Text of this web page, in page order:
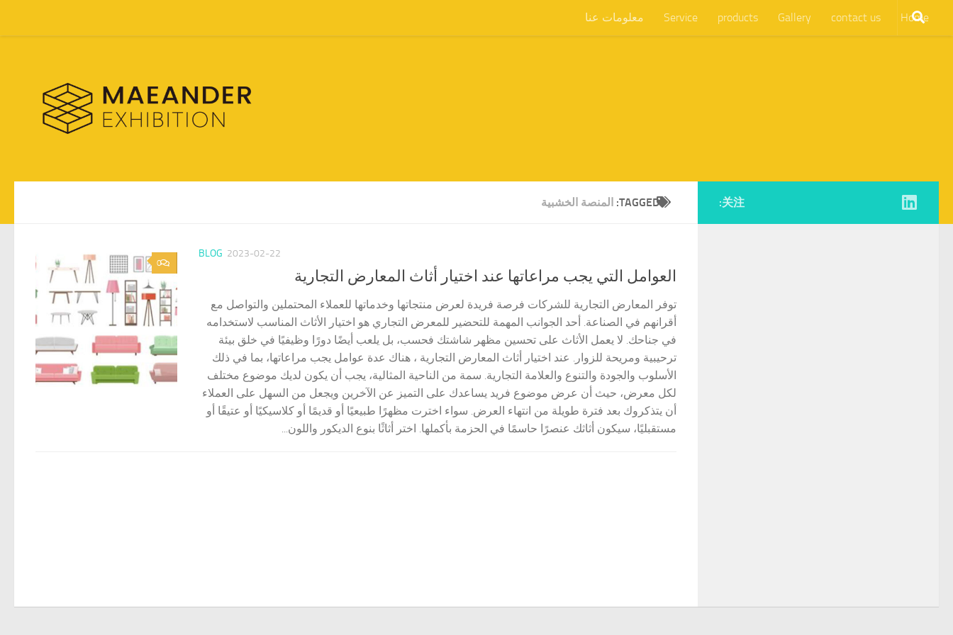
Home
contact us
Gallery
products
Service معلومات عنا
TAGGED: المنصة الخشبية
0
BLOG 2023-02-22
العوامل التي يجب مراعاتها عند اختيار أثاث المعارض التجارية
توفر المعارض التجارية للشركات فرصة فريدة لعرض منتجاتها وخدماتها للعملاء المحتملين والتواصل مع
أقرانهم في الصناعة. أحد الجوانب المهمة للتحضير للمعرض التجاري هو اختيار الأثاث المناسب لاستخدامه
في جناحك. لا يعمل الأثاث على تحسين مظهر شاشتك فحسب، بل يلعب أيضًا دورًا وظيفيًا في خلق بيئة
ترحيبية ومريحة للزوار. عند اختيار أثاث المعارض التجارية ، هناك عدة عوامل يجب مراعاتها، بما في ذلك
الأسلوب والجودة والتنوع والعلامة التجارية. سمة من الناحية المثالية، يجب أن يكون لديك موضوع مختلف
لكل معرض، حيث أن عرض موضوع فريد يساعدك على التميز عن الآخرين ويجعل من السهل على العملاء
أن يتذكروك بعد فترة طويلة من انتهاء العرض. سواء اخترت مظهرًا طبيعيًا أو قديمًا أو كلاسيكيًا أو عتيقًا أو
مستقبليًا، سيكون أثاثك عنصرًا حاسمًا في الحزمة بأكملها. اختر أثاثًا بنوع الديكور واللون...
关注: